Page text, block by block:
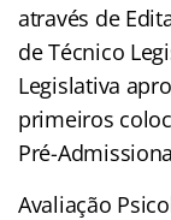
através de
de Técnico
Legislativa
primeiros
Pré-
Avaliação